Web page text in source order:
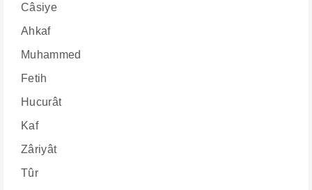
Câsiye
Ahkaf
Muhammed
Fetih
Hucurât
Kaf
Zâriyât
Tûr